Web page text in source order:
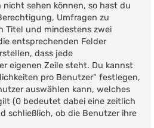
sehen können, so hast du
Umfragen zu
Titel und mindestens zwei
entsprechenden Felder
dass jede
eigenen Zeile steht. Du kannst
pro Benutzer“ festlegen,
auswählen kann, welches
(0 bedeutet dabei eine zeitlich
schließlich, ob die Benutzer ihre